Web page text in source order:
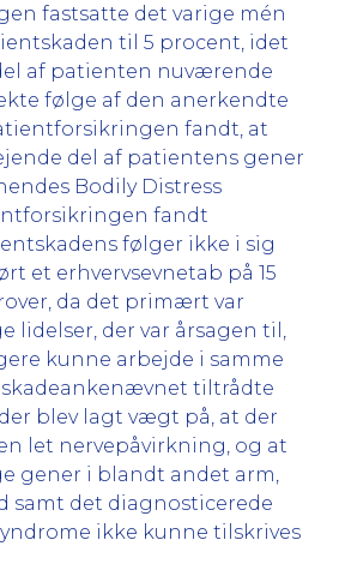
fastsatte det varige mén
til 5 procent, idet
af patienten nuværende
følge af den anerkendte
fandt, at
del af patientens gener
Bodily Distress
fandt
følger ikke i sig
et erhvervsevnetab på 15
da det primært var
lidelser, der var årsagen til,
kunne arbejde i samme
tiltrådte
blev lagt vægt på, at der
let nervepåvirkning, og at
gener i blandt andet arm,
samt det diagnosticerede
ikke kunne tilskrives